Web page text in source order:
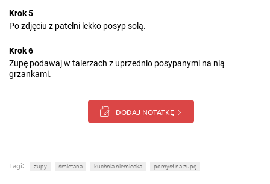
Krok 5
Po zdjęciu z patelni lekko posyp solą.
Krok 6
Zupę podawaj w talerzach z uprzednio posypanymi na nią
grzankami.
DODAJ NOTATKĘ
Tagi: zupy śmietana kuchnia niemiecka pomysł na zupę